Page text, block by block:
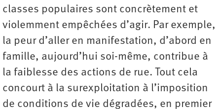
classes populaires sont concrètement et
violemment empêchées d’agir. Par exemple,
la peur d’aller en manifestation, d’abord en
famille, aujourd’hui soi-même, contribue à
la faiblesse des actions de rue. Tout cela
concourt à la surexploitation à l’imposition
de conditions de vie dégradées, en premier